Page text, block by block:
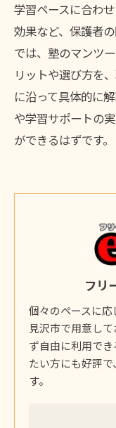
学習ペースに合わ
効果など、保護者
では、塾のマンツ
リットや選び方を
に沿って具体的に
や学習サポートの
ができるはずです。
フリ
個々のペースに
見沢市で用意し
ず自由に利用で
たい方にも好評
す。